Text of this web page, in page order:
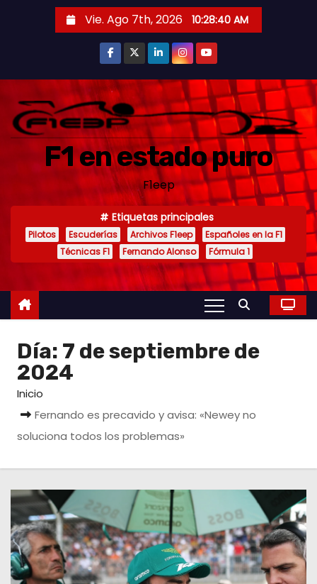
i
Vie. Ago 7th, 2026 10:28:42 AM
F1 en estado puro
F1eep
Etiquetas principales
Pilotos Escuderías Archivos F1eep
Españoles en la F1
Técnicas F1
Fernando Alonso Fórmula 1
Día: 7 de septiembre de
2024
Inicio
Fernando es precavido y avisa: «Newey no
soluciona todos los problemas»